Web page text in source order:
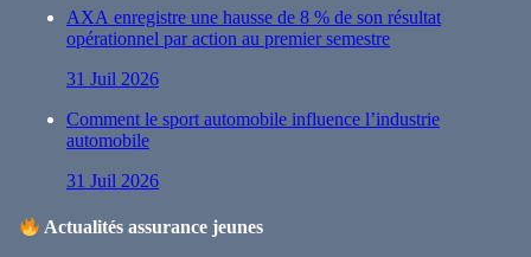
AXA enregistre une hausse de 8 % de son résultat
opérationnel par action au premier semestre
31 Juil 2026
Comment le sport automobile influence l’industrie
automobile
31 Juil 2026
Actualités assurance jeunes